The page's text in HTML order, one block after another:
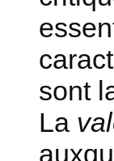
sont
La